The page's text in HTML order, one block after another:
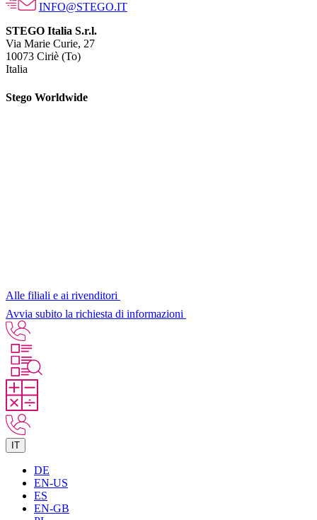
INFO@STEGO.IT
STEGO Italia S.r.l.
Via Marie Curie, 27
10073 Ciriè (To)
Italia
Stego Worldwide
Alle filiali e ai rivenditori
Avvia subito la richiesta di informazioni
IT
DE
EN-US
ES
EN-GB